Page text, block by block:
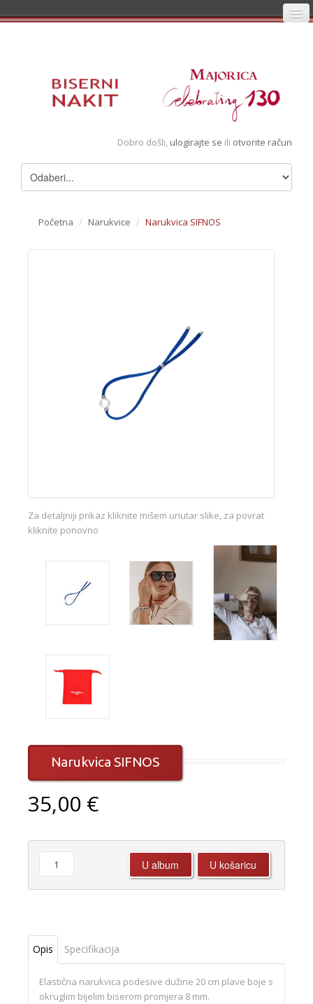
Registracija
Pregledani artikli
Dobro došli, ulogirajte se ili otvorite račun
Početna / Narukvice / Narukvica SIFNOS
Za detaljniji prikaz kliknite mišem unutar slike, za povrat
kliknite ponovno
Narukvica SIFNOS
35,00 €
Opis Specifikacija
Elastična narukvica podesive dužine 20 cm plave boje s
okruglim bijelim biserom promjera 8 mm.